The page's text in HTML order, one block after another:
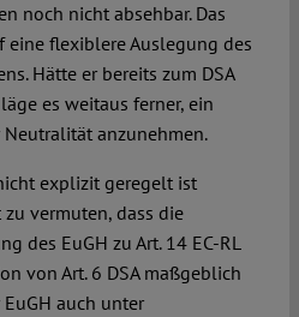
noch nicht absehbar. Das
eine flexiblere Auslegung des
Hätte er bereits zum DSA
es weitaus ferner, ein
anzunehmen.
explizit geregelt ist
zu vermuten, dass die
des EuGH zu Art. 14 EC-RL
von Art. 6 DSA maßgeblich
auch unter